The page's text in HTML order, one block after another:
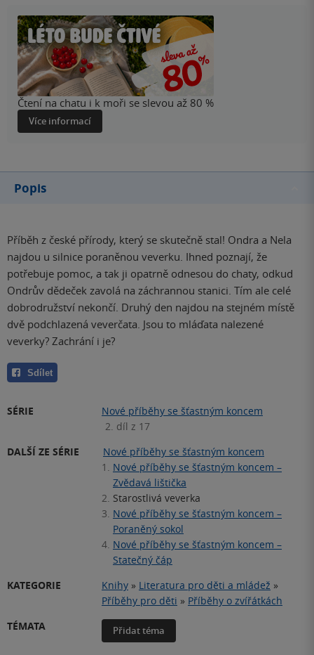
Čtení na chatu i k moři se slevou až 80 %
Více informací
Popis
Příběh z české přírody, který se skutečně stal! Ondra a Nela
najdou u silnice poraněnou veverku. Ihned poznají, že
potřebuje pomoc, a tak ji opatrně odnesou do chaty, odkud
Ondrův dědeček zavolá na záchrannou stanici. Tím ale celé
dobrodružství nekončí. Druhý den najdou na stejném místě
dvě podchlazená veverčata. Jsou to mláďata nalezené
veverky? Zachrání i je?
Sdílet
SÉRIE
Nové příběhy se šťastným koncem
2. díl z 17
DALŠÍ ZE SÉRIE
Nové příběhy se šťastným koncem
1. Nové příběhy se šťastným koncem –
Zvědavá lištička
2. Starostlivá veverka
3. Nové příběhy se šťastným koncem –
Poraněný sokol
4. Nové příběhy se šťastným koncem –
Statečný čáp
KATEGORIE
Knihy » Literatura pro děti a mládež »
Příběhy pro děti » Příběhy o zvířátkách
TÉMATA
Přidat téma